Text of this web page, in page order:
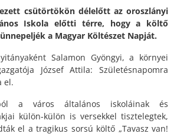
csütörtökön délelőtt az oroszlányi
Iskola előtti térre, hogy a költő
a Magyar Költészet Napját.
Salamon Gyöngyi, a környei
József Attila: Születésnapomra
el.
a város általános iskoláinak és
külön-külön is versekkel tisztelegtek,
el a tragikus sorsú költő „Tavasz van!